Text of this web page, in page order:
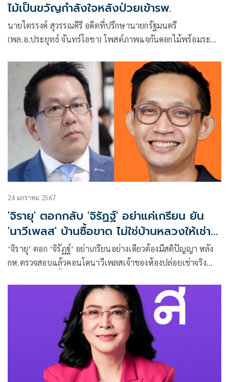
ไม้เป็นขวัญกำลังใจหลังป่วยเข้ารพ.
นายไตรรงค์ สุวรรณคีรี อดีตที่ปรึกษานายกรัฐมนตรี
(พล.อ.ประยุทธ์ จันทร์โอชา) โพสต์ภาพแจกันดอกไม้พร้อมระบุ
โอชา ซึ่งเป็นคนที่ผมรักและนับถือ เพราะท่านเป็นคนดี ไม่มี
เรื่องฉ้อราษฎร์บังหลวง
24 มกราคม 2567
'จิรายุ' ตอกกลับ 'จิรัฏฐ์' อย่าแค่เกรียน ยัน
'นาวีเพลส' บ้านซื้อขาด ไม่ใช่บ้านหลวงให้เช่า
ได้
‘จิรายุ’ ตอก ‘จิรัฏฐ์’ อย่าเกรียนอย่างเดียวต้องมีสติปัญญา หลัง
กห.ตรวจสอบแล้วคอนโดนาวีเพลสเจ้าของห้องปล่อยเช่าจริง
ครูบาอาจารย์พ่อแม่สั่งสอนให้มีสัมมาคารวะเจอผู้ใหญ่คนไหนก็
ต้องไหว้ เว้นอย่างเดียวเสาไฟฟ้า